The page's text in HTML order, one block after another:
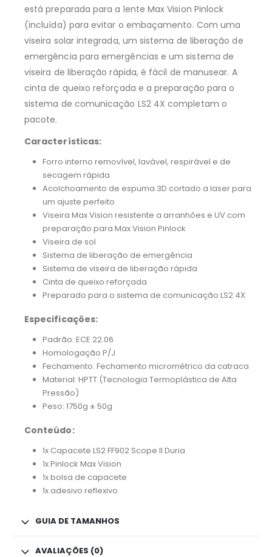
está preparada para a lente Max Vision Pinlock
(incluída) para evitar o embaçamento. Com uma
viseira solar integrada, um sistema de liberação de
emergência para emergências e um sistema de
viseira de liberação rápida, é fácil de manusear. A
cinta de queixo reforçada e a preparação para o
sistema de comunicação LS2 4X completam o
pacote.
Características:
Forro interno removível, lavável, respirável e de
secagem rápida
Acolchoamento de espuma 3D cortado a laser para
um ajuste perfeito
Viseira Max Vision resistente a arranhões e UV com
preparação para Max Vision Pinlock
Viseira de sol
Sistema de liberação de emergência
Sistema de viseira de liberação rápida
Cinta de queixo reforçada
Preparado para o sistema de comunicação LS2 4X
Especificações:
Padrão: ECE 22.06
Homologação P/J
Fechamento: Fechamento micrométrico da catraca
Material: HPTT (Tecnologia Termoplástica de Alta
Pressão)
Peso: 1750g ± 50g
Conteúdo:
1x Capacete LS2 FF902 Scope II Duria
1x Pinlock Max Vision
1x bolsa de capacete
1x adesivo reflexivo
GUIA DE TAMANHOS
AVALIAÇÕES (0)